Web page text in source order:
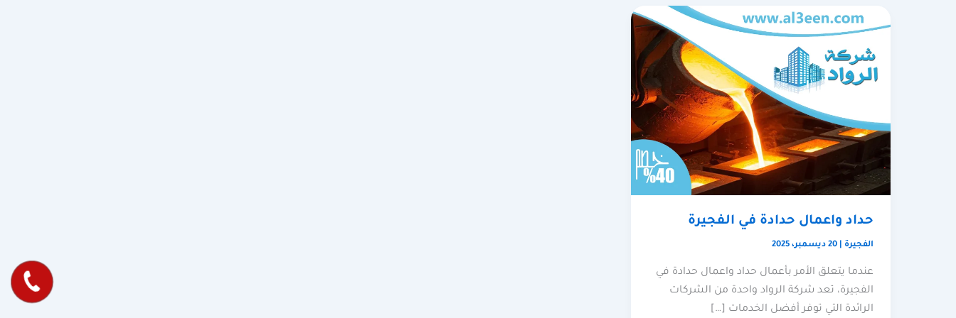
حداد واعمال حدادة في الفجيرة
الفجيرة 20 ديسمبر، 2025
عندما يتعلق الأمر بأعمال حداد واعمال حدادة في
الفجيرة، تعد شركة الرواد واحدة من الشركات
الرائدة التي توفر أفضل الخدمات […]